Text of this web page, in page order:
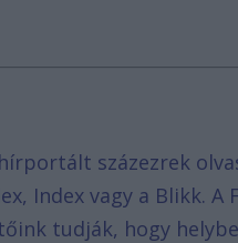
százezrek
Index vagy a Blikk. A
tudják, hogy